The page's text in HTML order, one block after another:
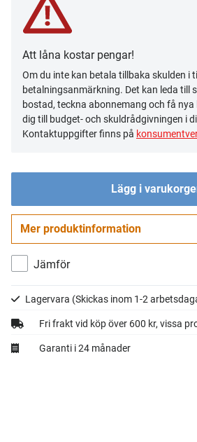
Att låna kostar pengar!
Om du inte kan betala tillbaka skulden i
betalningsanmärkning. Det kan leda till
bostad, teckna abonnemang och få nya
dig till budget- och skuldrådgivningen i
Kontaktuppgifter finns på
Lägg i
Gå till kassan
Mer produktinformation
Jämför
Lagervara (Skickas inom 1-2
Fri frakt vid köp över 600 kr, vissa
Garanti i 24 månader